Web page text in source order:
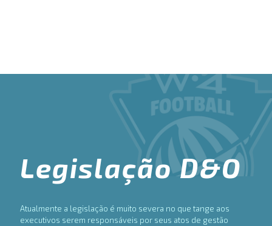
Legislação D&O
Atualmente a legislação é muito severa no que tange aos
executivos serem responsáveis por seus atos de gestão